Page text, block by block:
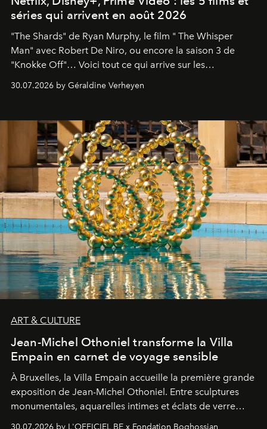
séries qui arrivent en août 2026
"The Shards" de Ryan Murphy, le film " The Whisper
Man" avec Robert De Niro, ou encore la saison 3 de
"Knokke Off"… Voici tout ce qui arrive sur les
plateformes de streaming en août 2026.
30.07.2026 by Géraldine Verheyen
ART & CULTURE
Jean-Michel Othoniel transforme la Villa
Empain en carnet de voyage sensible
À Bruxelles, la Villa Empain accueille la première grande
exposition de Jean-Michel Othoniel. Entre sculptures
monumentales, aquarelles intimes et éclats de verre
soufflé, l’artiste français compose un itinéraire